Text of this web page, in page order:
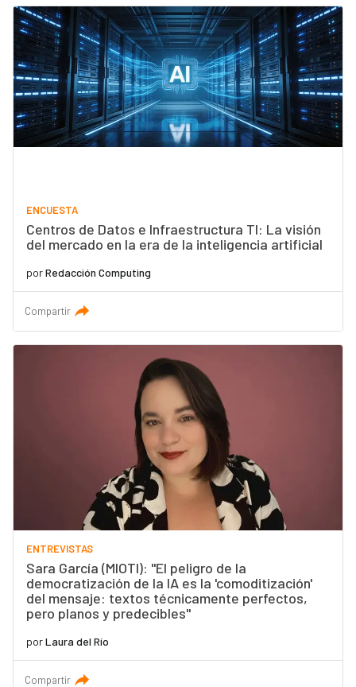
ENCUESTA
Centros de Datos e Infraestructura TI: La visión
del mercado en la era de la inteligencia artificial
porRedacción Computing
Compartir
ENTREVISTAS
Sara García (MIOTI): "El peligro de la
democratización de la IA es la 'comoditización'
del mensaje: textos técnicamente perfectos,
pero planos y predecibles"
porLaura del Río
Compartir